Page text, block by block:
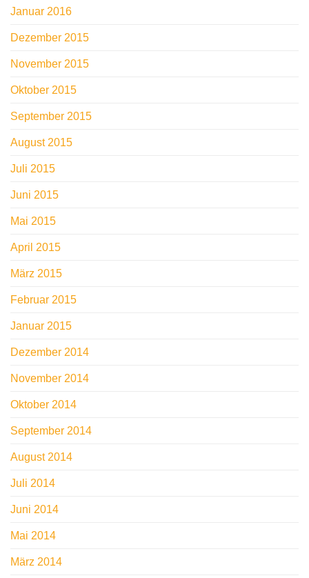
Januar 2016
Dezember 2015
November 2015
Oktober 2015
September 2015
August 2015
Juli 2015
Juni 2015
Mai 2015
April 2015
März 2015
Februar 2015
Januar 2015
Dezember 2014
November 2014
Oktober 2014
September 2014
August 2014
Juli 2014
Juni 2014
Mai 2014
März 2014